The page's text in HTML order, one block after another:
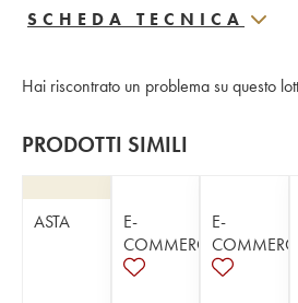
SCHEDA TECNICA
Hai riscontrato un problema su questo
PRODOTTI SIMILI
ASTA
E-
COMMERCE
E-